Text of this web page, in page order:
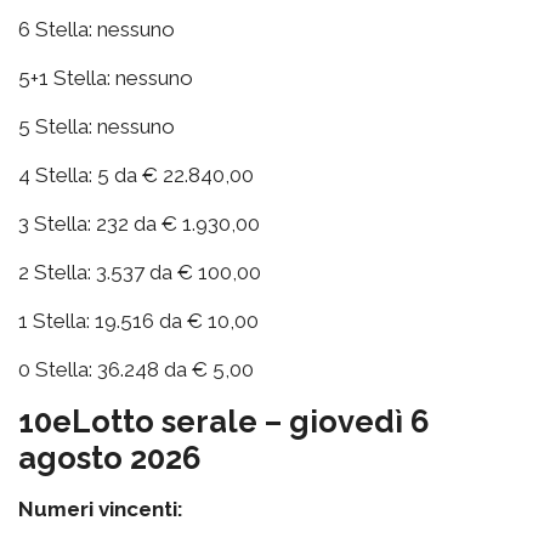
6 Stella: nessuno
5+1 Stella: nessuno
5 Stella: nessuno
4 Stella: 5 da € 22.840,00
3 Stella: 232 da € 1.930,00
2 Stella: 3.537 da € 100,00
1 Stella: 19.516 da € 10,00
0 Stella: 36.248 da € 5,00
10eLotto serale – giovedì 6
agosto 2026
Numeri vincenti: